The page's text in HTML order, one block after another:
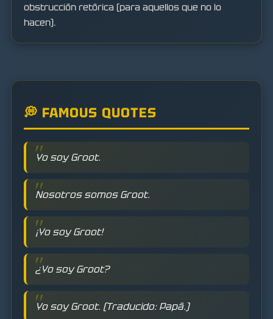
obstrucción retórica (para aquellos que no lo
hacen).
💭 FAMOUS QUOTES
Yo soy Groot.
Nosotros somos Groot.
¡Yo soy Groot!
¿Yo soy Groot?
Yo soy Groot. (Traducido: Papá.)